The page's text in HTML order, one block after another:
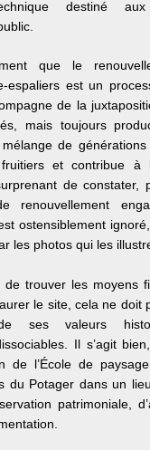
destiné
que le
espaliers est un
de la
mais toujours
de
et contribue à
de constater,
renouvellement
ostensiblement
les photos qui les
de trouver les moyens
le site, cela ne doit
ses valeurs
Il s’agit
de l’École de
du Potager dans un
patrimoniale,